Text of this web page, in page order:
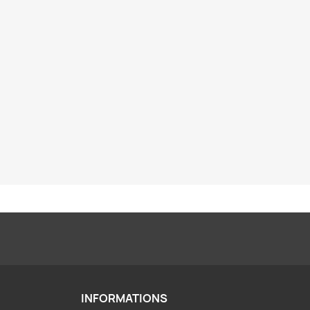
INFORMATIONS